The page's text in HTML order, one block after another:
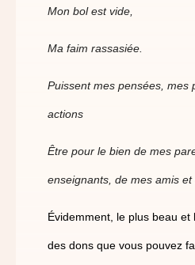
Mon bol est vide,
Ma faim rassasiée.
Puissent mes pensées, mes
actions
Être pour le bien de mes
enseignants, de mes amis et
Évidemment, le plus beau et
des dons que vous pouvez